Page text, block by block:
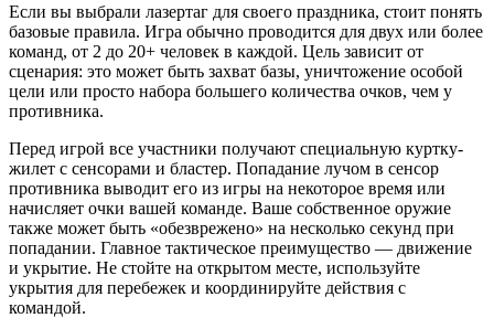
Если вы выбрали лазертаг для своего праздника, стоит понять
базовые правила. Игра обычно проводится для двух или более
команд, от 2 до 20+ человек в каждой. Цель зависит от
сценария: это может быть захват базы, уничтожение особой
цели или просто набора большего количества очков, чем у
противника.
Перед игрой все участники получают специальную куртку-
жилет с сенсорами и бластер. Попадание лучом в сенсор
противника выводит его из игры на некоторое время или
начисляет очки вашей команде. Ваше собственное оружие
также может быть «обезврежено» на несколько секунд при
попадании. Главное тактическое преимущество — движение
и укрытие. Не стойте на открытом месте, используйте
укрытия для перебежек и координируйте действия с
командой.